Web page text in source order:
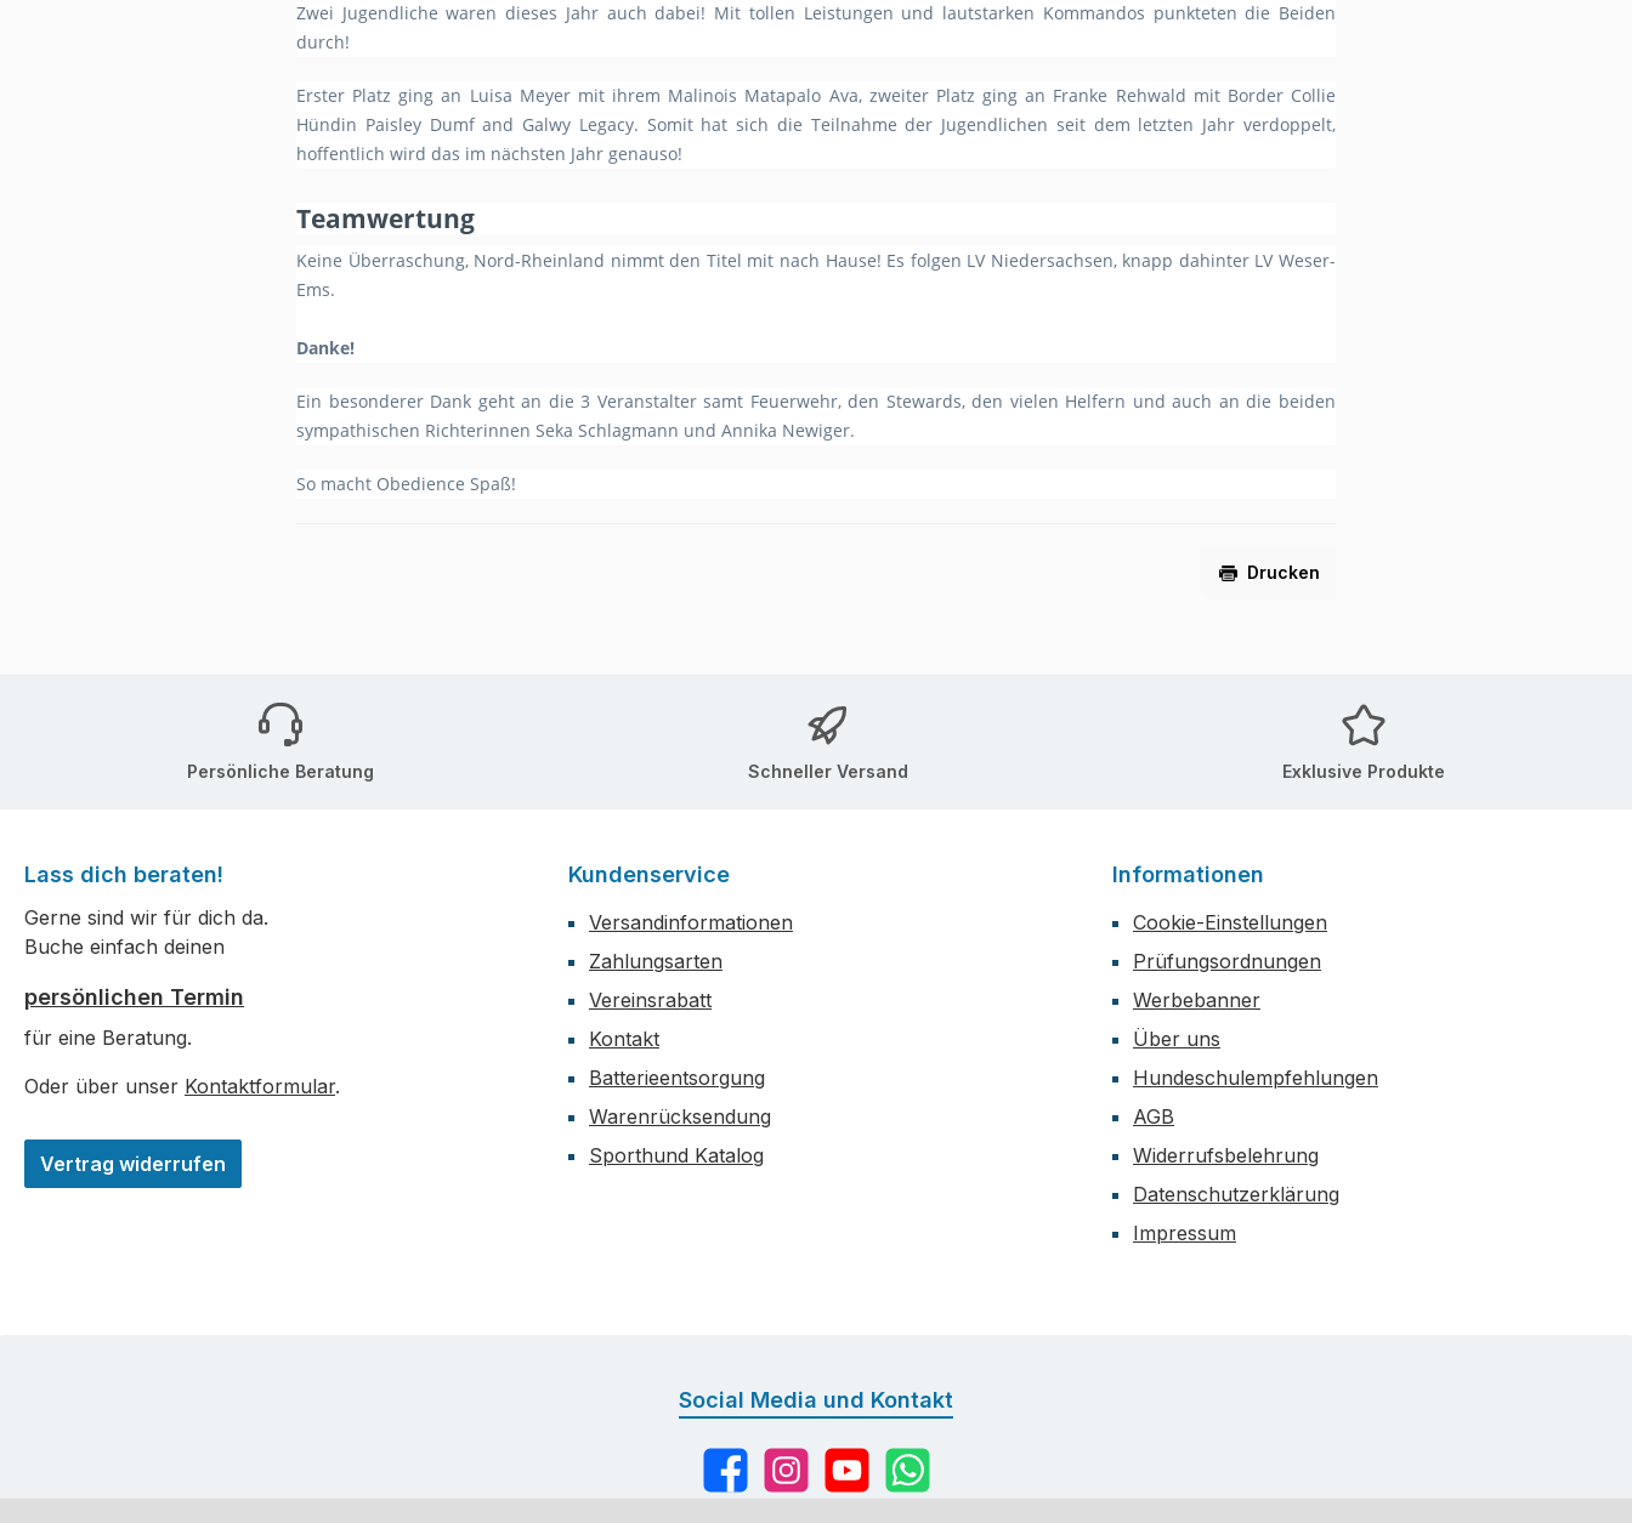
Zwei Jugendliche waren dieses Jahr auch dabei! Mit tollen Leistungen und lautstarken Kommandos punkteten die Beiden
durch!
Erster Platz ging an Luisa Meyer mit ihrem Malinois Matapalo Ava, zweiter Platz ging an Franke Rehwald mit Border Collie
Hündin Paisley Dumf and Galwy Legacy. Somit hat sich die Teilnahme der Jugendlichen seit dem letzten Jahr verdoppelt,
hoffentlich wird das im nächsten Jahr genauso!
Teamwertung
Keine Überraschung, Nord-Rheinland nimmt den Titel mit nach Hause! Es folgen LV Niedersachsen, knapp dahinter LV Weser-
Ems.
Danke!
Ein besonderer Dank geht an die 3 Veranstalter samt Feuerwehr, den Stewards, den vielen Helfern und auch an die beiden
sympathischen Richterinnen Seka Schlagmann und Annika Newiger.
So macht Obedience Spaß!
Drucken
Persönliche Beratung Schneller Versand Exklusive Produkte
Lass dich beraten!
Gerne sind wir für dich da.
Buche einfach deinen
persönlichen Termin
für eine Beratung.
Oder über unser Kontaktformular.
Vertrag widerrufen
Kundenservice
Versandinformationen
Zahlungsarten
Vereinsrabatt
Kontakt
Batterieentsorgung
Warenrücksendung
Sporthund Katalog
Informationen
Cookie-Einstellungen
Prüfungsordnungen
Werbebanner
Über uns
Hundeschulempfehlungen
AGB
Widerrufsbelehrung
Datenschutzerklärung
Impressum
Social Media und Kontakt
FacebookInstagramYouTubeWhatsApp